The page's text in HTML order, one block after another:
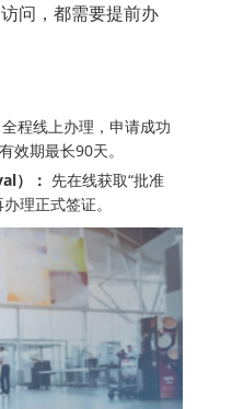
问，都需要提前办
全程线上办理，申请成功
效期最长90天。
）： 先在线获取“批准
理正式签证。